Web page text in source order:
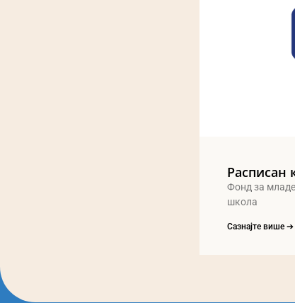
Расписан
Фонд за младе
школа
Сазнајте више ➔